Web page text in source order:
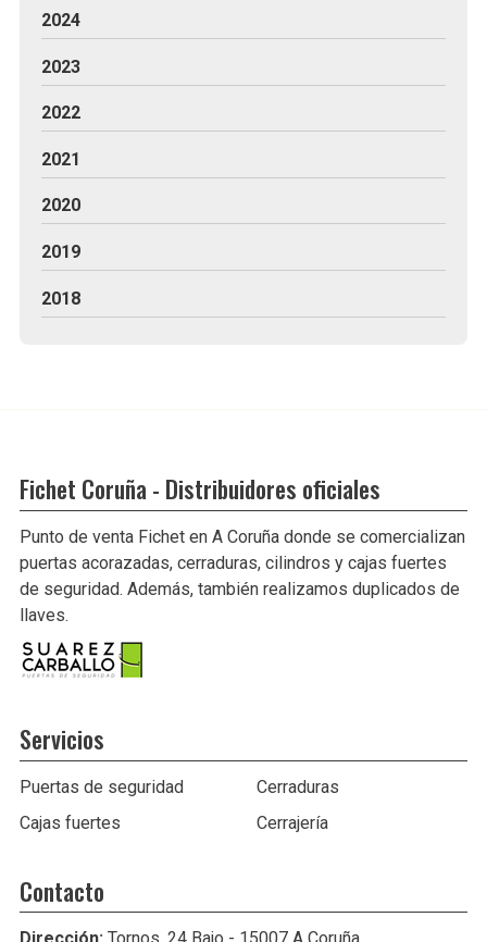
2024
2023
2022
2021
2020
2019
2018
Fichet Coruña - Distribuidores oficiales
Punto de venta Fichet en A Coruña donde se comercializan
puertas acorazadas, cerraduras, cilindros y cajas fuertes
de seguridad. Además, también realizamos duplicados de
llaves.
Servicios
Puertas de seguridad
Cerraduras
Cajas fuertes
Cerrajería
Contacto